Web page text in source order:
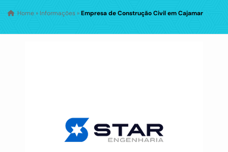
Home » Informações »Empresa de Construção Civil em Cajamar